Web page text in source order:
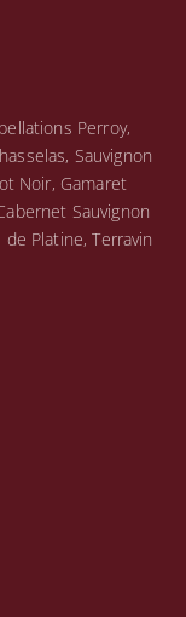
Perroy,
Sauvignon
Noir, Gamaret
Sauvignon
Platine, Terravin